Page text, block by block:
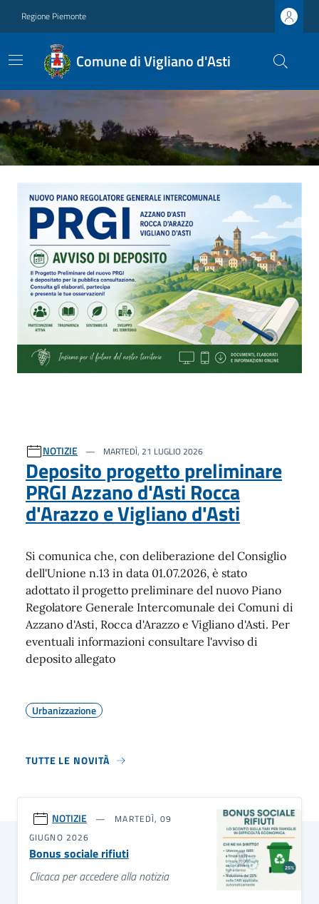
Regione Piemonte
Comune di Vigliano d'Asti
Ultime notizie
NOTIZIE MARTEDÌ, 21 LUGLIO 2026
Deposito progetto preliminare
PRGI Azzano d'Asti Rocca
d'Arazzo e Vigliano d'Asti
Si comunica che, con deliberazione del Consiglio
dell'Unione n.13 in data 01.07.2026, è stato
adottato il progetto preliminare del nuovo Piano
Regolatore Generale Intercomunale dei Comuni di
Azzano d'Asti, Rocca d'Arazzo e Vigliano d'Asti. Per
eventuali informazioni consultare l'avviso di
deposito allegato
Urbanizzazione
TUTTE LE NOVITÀ
NOTIZIE
MARTEDÌ, 09
GIUGNO 2026
Bonus sociale rifiuti
Clicaca per accedere alla notizia